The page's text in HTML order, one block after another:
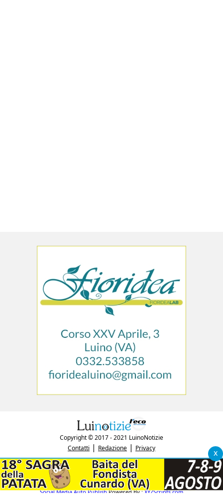
x
Copyright © 2017 - 2021 LuinoNotizie
Contatti | Redazione | Privacy
"Luinonotizie.it è una testata giornalistica iscritta al Registro Stampa del
tribunale di Varese al n. 5/2017 in data 29/6/2017"
P.IVA: 03433740127
Social Media Auto PublishPowered By :XYZScripts.com